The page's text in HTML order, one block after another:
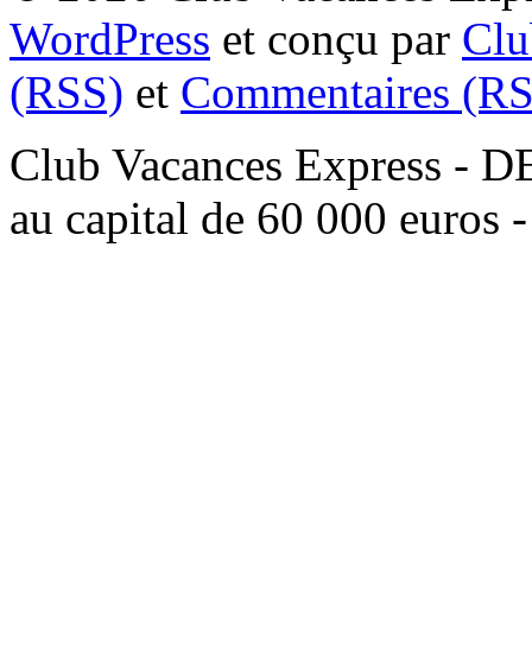
WordPress et conçu par
(RSS) et Commentaires
Club Vacances Express -
au capital de 60 000 euros